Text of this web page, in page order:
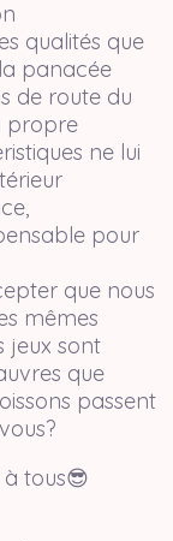
qualités que
panacée
de route du
propre
ne lui
pour
que nous
mêmes
jeux sont
que
passent
tous😎